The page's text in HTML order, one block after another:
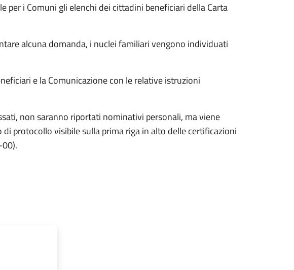
per i Comuni gli elenchi dei cittadini beneficiari della Carta
alcuna domanda, i nuclei familiari vengono individuati
e la Comunicazione con le relative istruzioni
non saranno riportati nominativi personali, ma viene
protocollo visibile sulla prima riga in alto delle certificazioni